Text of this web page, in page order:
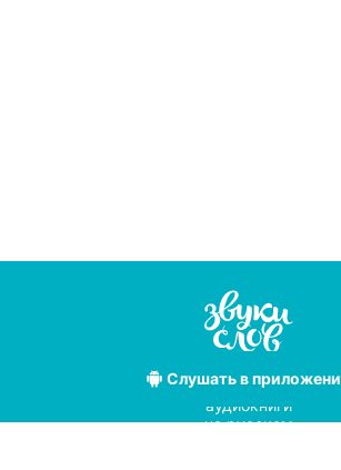
Слушатьв
Лучшие
аудиокниги
на русском